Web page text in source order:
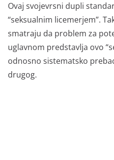
Ovaj svojevrsni dupli
“seksualnim licemerjem”.
smatraju da problem za
uglavnom predstavlja ovo
odnosno sistematsko
drugog.